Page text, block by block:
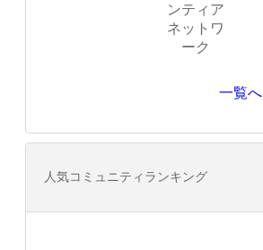
ンティア
ネットワ
ーク
一覧へ
人気コミュニティランキング